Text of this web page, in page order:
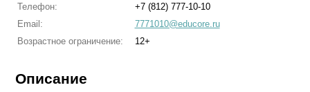
Телефон:
+7 (812) 777-10-10
Email:
7771010@educore.ru
Возрастное ограничение:
12+
Описание